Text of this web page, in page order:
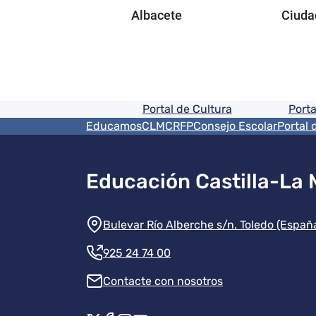
Albacete
Pie de pagina
Portal de Cultura
Menú del pie
EducamosCLMCRFPConsejo EscolarPortal
Educación Castilla-La
Información de la
Bulevar Río Alberche s/n. Toledo
925 24 74 00
Contacte con nosotros